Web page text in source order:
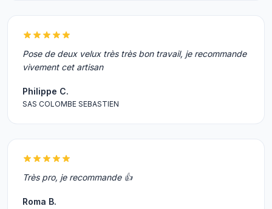
Pose de deux velux très très bon travail, je recommande
vivement cet artisan
Philippe C.
SAS COLOMBE SEBASTIEN
Très pro, je recommande 👍
Roma B.